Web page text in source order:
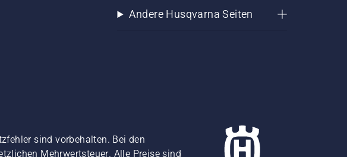
Andere Husqvarna Seiten
sind vorbehalten. Bei den
Mehrwertsteuer. Alle Preise sind